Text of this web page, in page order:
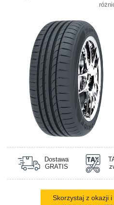
Dostawa
GRATIS
Skorzystaj z okazji